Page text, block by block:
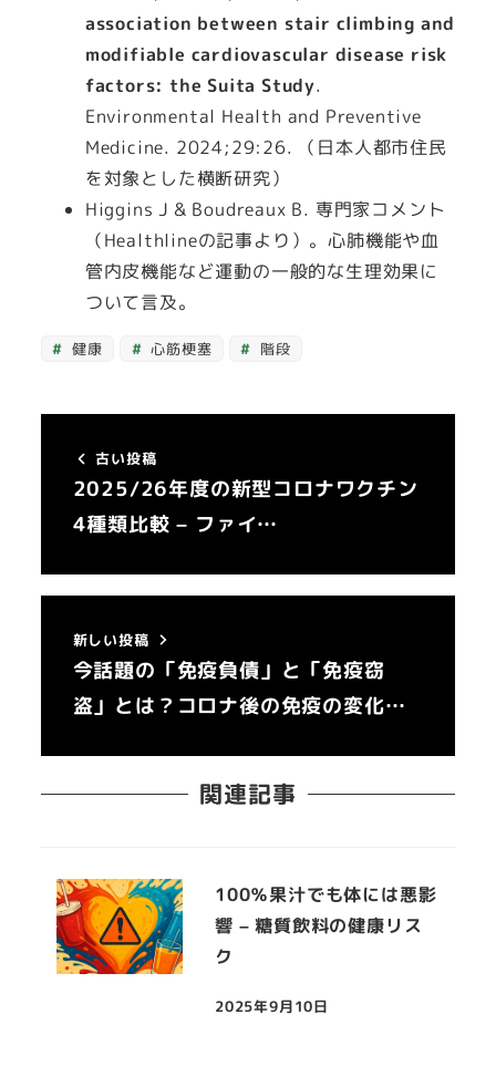
association between stair climbing and
modifiable cardiovascular disease risk
factors: the Suita Study.
Environmental Health and Preventive
Medicine. 2024;29:26. （日本人都市住民
を対象とした横断研究）
Higgins J & Boudreaux B. 専門家コメント
（Healthlineの記事より）。心肺機能や血
管内皮機能など運動の一般的な生理効果に
ついて言及。
健康 心筋梗塞 階段
古い投稿
2025/26年度の新型コロナワクチン
4種類比較 – ファイ…
新しい投稿
今話題の「免疫負債」と「免疫窃
盗」とは？コロナ後の免疫の変化…
関連記事
100％果汁でも体には悪影
響 – 糖質飲料の健康リス
ク
投稿日
2025年9月10日